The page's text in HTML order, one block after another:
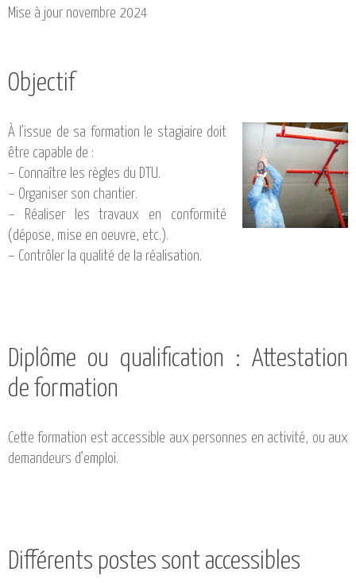
CATALOGUE DE FORMATIONS
INSCRIPTIONS
NOS MODALITÉS D’ACCÈS
OPPORTUNITÉS
AGENDA
Mise à jour novembre 2024
Objectif
À l’issue de sa formation le stagiaire doit
être capable de :
– Connaître les règles du DTU.
– Organiser son chantier.
– Réaliser les travaux en conformité
(dépose, mise en oeuvre, etc.).
– Contrôler la qualité de la réalisation.
Diplôme ou qualification : Attestation
de formation
Cette formation est accessible aux personnes en activité, ou aux
demandeurs d’emploi.
Différents postes sont accessibles